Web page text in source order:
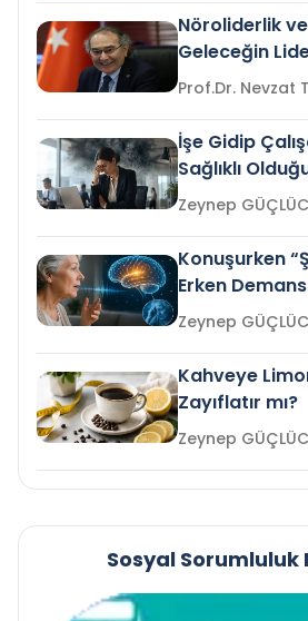
Nöroliderlik
Geleceğin
İşe Gidip
Sağlıklı
Gelir mi?Zeynep
Konuşurken
Erken
mi?
Zeynep
Kahveye
Zayıflatır mı?
Zeynep
Sosyal Sorumluluk